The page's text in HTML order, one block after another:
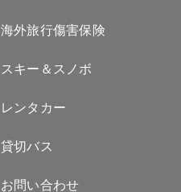
海外旅行傷害保険
スキー＆スノボ
レンタカー
貸切バス
お問い合わせ